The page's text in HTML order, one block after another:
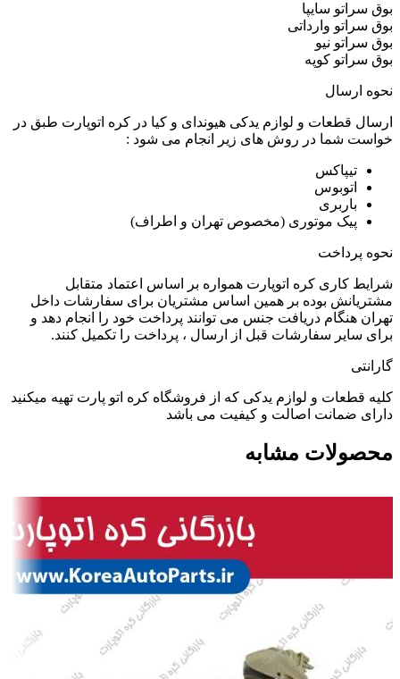
بوق سراتو سایپا
بوق سراتو وارداتی
بوق سراتو نیو
بوق سراتو کوپه
نحوه ارسال
ارسال قطعات و لوازم یدکی هیوندای و کیا در کره اتوپارت طبق در
خواست شما در روش های زیر انجام می شود :
تیپاکس
اتوبوس
باربری
پیک موتوری (مخصوص تهران و اطراف)
نحوه پرداخت
شرایط کاری کره اتوپارت همواره بر اساس اعتماد متقابل
مشتریانش بوده بر همین اساس مشتریان برای سفارشات داخل
تهران هنگام دریافت جنس می توانند پرداخت خود را انجام دهد و
برای سایر سفارشات قبل از ارسال ، پرداخت را تکمیل کنند.
گارانتی
کلیه قطعات و لوازم یدکی که از فروشگاه کره اتو پارت تهیه میکنید
دارای ضمانت اصالت و کیفیت می باشد
محصولات مشابه